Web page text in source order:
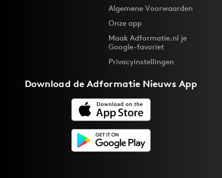
Algemene Voorwaarden
Onze app
Maak Adformatie.nl je
Google-favoriet
Privacyinstellingen
Download deAdformatie Nieuws App